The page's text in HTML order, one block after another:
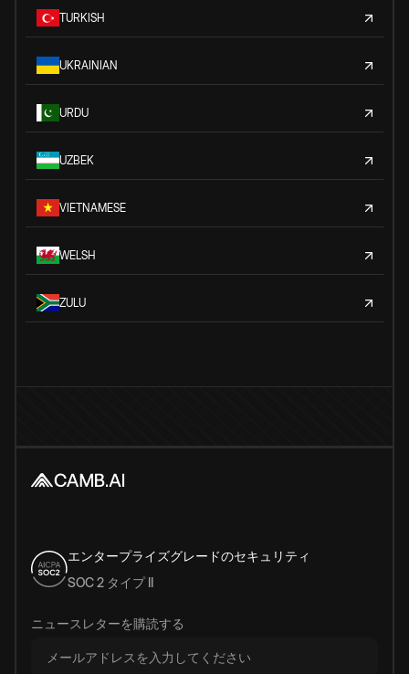
TURKISH
UKRAINIAN
URDU
UZBEK
VIETNAMESE
WELSH
ZULU
エンタープライズグレードのセキュリティ
SOC 2 タイプ II
ニュースレターを購読する